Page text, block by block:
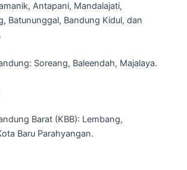
Antapani, Mandalajati,
Batununggal, Bandung Kidul, dan
Soreang, Baleendah, Majalaya.
Barat (KBB): Lembang,
Baru Parahyangan.